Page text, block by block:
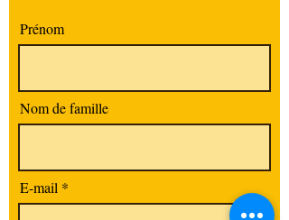
Prénom
Nom de famille
E-mail